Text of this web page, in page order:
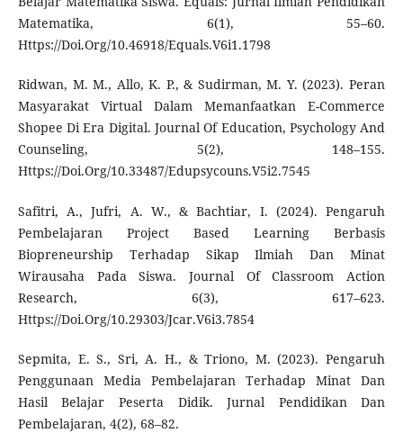
Matematika, 6(1), 55–60.
Https://Doi.Org/10.46918/Equals.V6i1.1798
Ridwan, M. M., Allo, K. P., & Sudirman, M. Y. (2023). Peran
Masyarakat Virtual Dalam Memanfaatkan E-Commerce
Shopee Di Era Digital. Journal Of Education, Psychology And
Counseling, 5(2), 148–155.
Https://Doi.Org/10.33487/Edupsycouns.V5i2.7545
Safitri, A., Jufri, A. W., & Bachtiar, I. (2024). Pengaruh
Pembelajaran Project Based Learning Berbasis
Biopreneurship Terhadap Sikap Ilmiah Dan Minat
Wirausaha Pada Siswa. Journal Of Classroom Action
Research, 6(3), 617–623.
Https://Doi.Org/10.29303/Jcar.V6i3.7854
Sepmita, E. S., Sri, A. H., & Triono, M. (2023). Pengaruh
Penggunaan Media Pembelajaran Terhadap Minat Dan
Hasil Belajar Peserta Didik. Jurnal Pendidikan Dan
Pembelajaran, 4(2), 68–82.